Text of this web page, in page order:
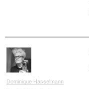
Dominique Hasselmann